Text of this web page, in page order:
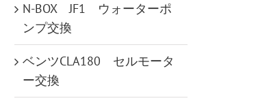
N-BOX JF1 ウォーターポ
ンプ交換
ベンツCLA180 セルモータ
ー交換